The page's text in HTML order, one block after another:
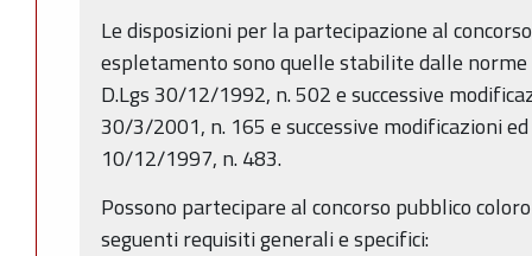
Le disposizioni per la partecipazione al
espletamento sono quelle stabilite dalle norme
D.Lgs 30/12/1992, n. 502 e successive
30/3/2001, n. 165 e successive modificazioni
10/12/1997, n. 483.
Possono partecipare al concorso pubblico
seguenti requisiti generali e specifici: